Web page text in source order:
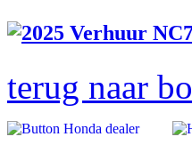
terug naar